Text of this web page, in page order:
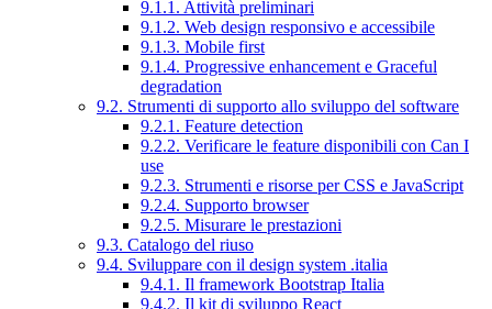
9.1.1. Attività preliminari
9.1.2. Web design responsivo e accessibile
9.1.3. Mobile first
9.1.4. Progressive enhancement e Graceful
degradation
9.2. Strumenti di supporto allo sviluppo del software
9.2.1. Feature detection
9.2.2. Verificare le feature disponibili con Can I
use
9.2.3. Strumenti e risorse per CSS e JavaScript
9.2.4. Supporto browser
9.2.5. Misurare le prestazioni
9.3. Catalogo del riuso
9.4. Sviluppare con il design system .italia
9.4.1. Il framework Bootstrap Italia
9.4.2. Il kit di sviluppo React